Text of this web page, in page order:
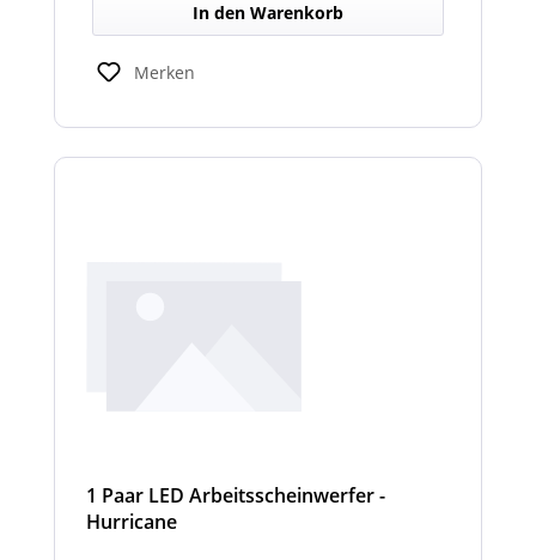
In den Warenkorb
Merken
1 Paar LED Arbeitsscheinwerfer -
Hurricane